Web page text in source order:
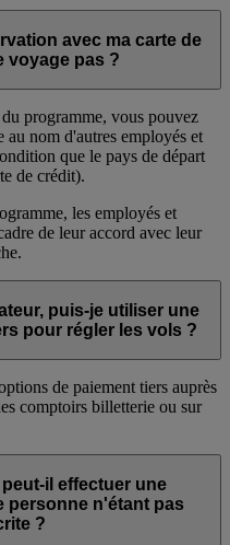
avec ma carte de
voyage pas ?
programme, vous pouvez
au nom d'autres employés et
que le pays de départ
de crédit).
les employés et
de leur accord avec leur
puis-je utiliser une
pour régler les vols ?
de paiement tiers auprès
comptoirs billetterie ou sur
il effectuer une
personne n'étant pas
?